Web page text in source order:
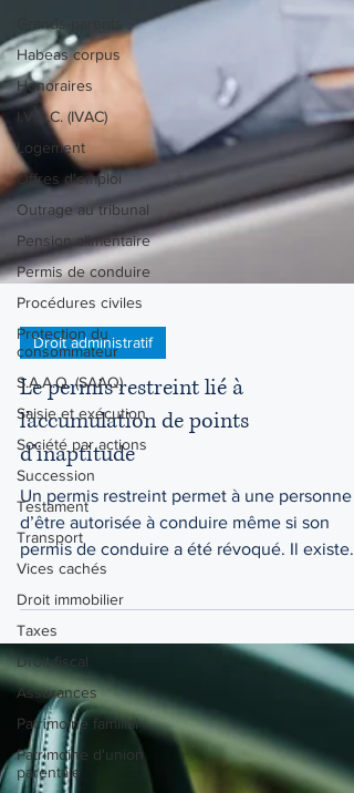
Grands-parents
Habeas corpus
Honoraires
I.V.A.C. (IVAC)
Logement
Offres d'emploi
Outrage au tribunal
Pension alimentaire
Permis de conduire
Procédures civiles
Protection du
consommateur
S.A.A.Q. (SAAQ)
Saisie et exécution
Société par actions
Succession
Testament
Transport
Vices cachés
Droit immobilier
Taxes
Droit fiscal
Assurances
Patrimoine familial
Patrimoine d'union
parentale
Le permis restreint lié à
l’accumulation de points
d’inaptitude
Un permis restreint permet à une personne
d’être autorisée à conduire même si son
permis de conduire a été révoqué. Il existe
deux types...